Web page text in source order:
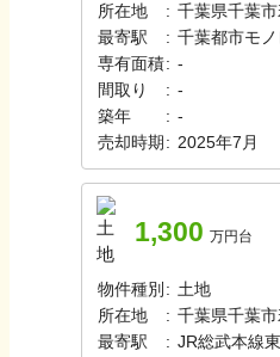
所在地
: 千葉県千葉市
最寄駅
: 千葉都市モ
専有面積: -
間取り
: -
築年
: -
売却時期 : 2025年7月
1,300 万円台
物件種別 : 土地
所在地
: 千葉県千葉市
最寄駅
: JR総武本線